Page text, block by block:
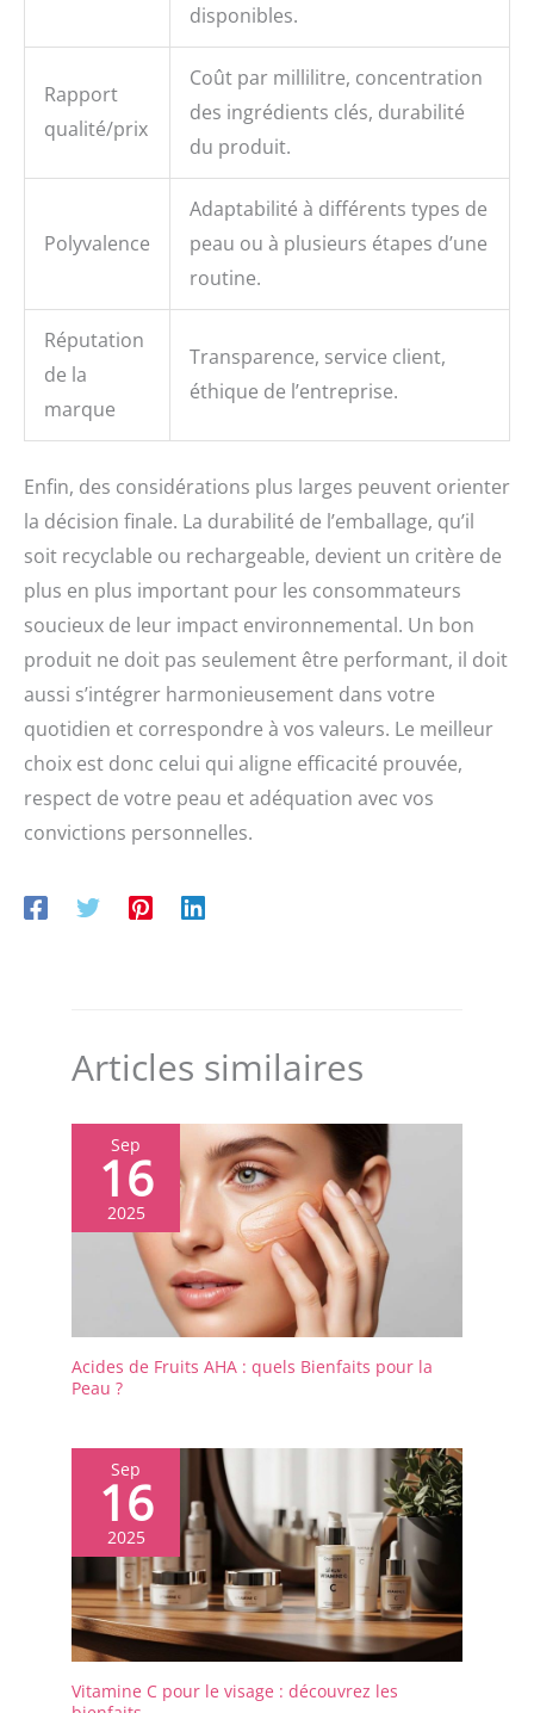
disponibles.
Rapport
qualité/prix
Coût par millilitre, concentration
des ingrédients clés, durabilité
du produit.
Polyvalence
Adaptabilité à différents types de
peau ou à plusieurs étapes d’une
routine.
Réputation
de la
marque
Transparence, service client,
éthique de l’entreprise.
Enfin, des considérations plus larges peuvent orienter
la décision finale. La durabilité de l’emballage, qu’il
soit recyclable ou rechargeable, devient un critère de
plus en plus important pour les consommateurs
soucieux de leur impact environnemental. Un bon
produit ne doit pas seulement être performant, il doit
aussi s’intégrer harmonieusement dans votre
quotidien et correspondre à vos valeurs. Le meilleur
choix est donc celui qui aligne efficacité prouvée,
respect de votre peau et adéquation avec vos
convictions personnelles.
Articles similaires
Sep
16
2025
Acides de Fruits AHA : quels Bienfaits pour la
Peau ?
Sep
16
2025
Vitamine C pour le visage : découvrez les